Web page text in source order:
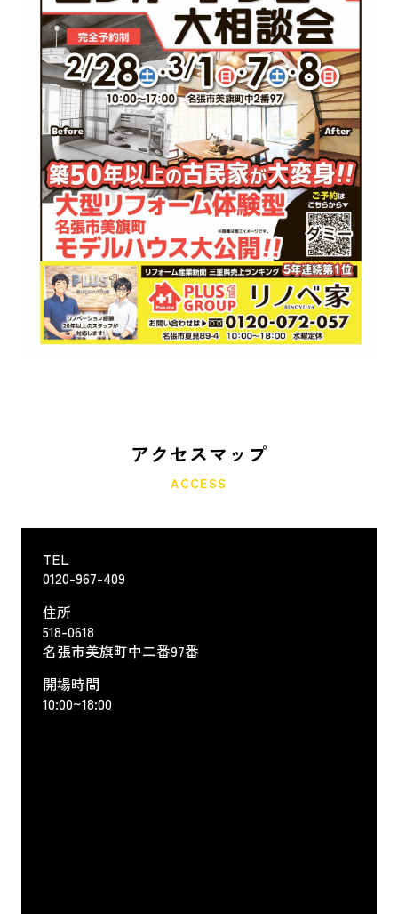
アクセスマップ
ACCESS
TEL
0120-967-409
住所
518-0618
名張市美旗町中二番97番
開場時間
10:00~18:00